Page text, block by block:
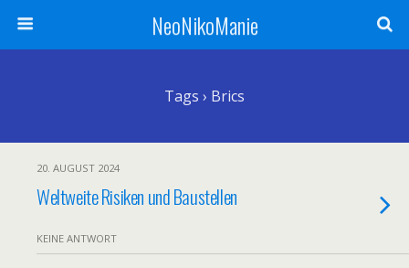
NeoNikoManie
Tags › Brics
20. AUGUST 2024
Weltweite Risiken und Baustellen
KEINE ANTWORT